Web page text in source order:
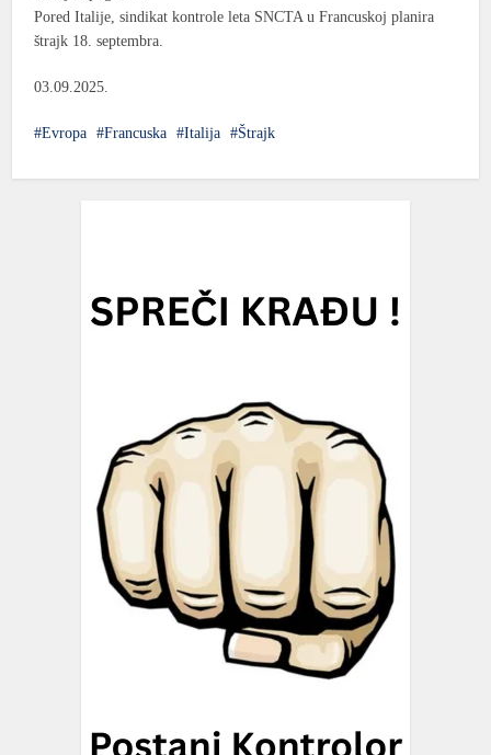
Pored Italije, sindikat kontrole leta SNCTA u Francuskoj planira
štrajk 18. septembra.
03.09.2025.
Evropa Francuska Italija Štrajk